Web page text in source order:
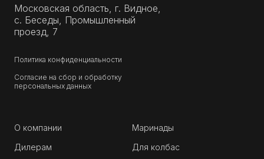
Московская область, г. Видное,
с. Беседы, Промышленный
проезд, 7
Политика конфиденциальности
Согласие на сбор и обработку
персональных данных
О компании
Дилерам
Маринады
Для колбас